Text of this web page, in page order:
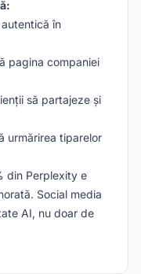
în
pagina companiei
să partajeze și
urmărirea tiparelor
din Perplexity e
Social media
AI, nu doar de